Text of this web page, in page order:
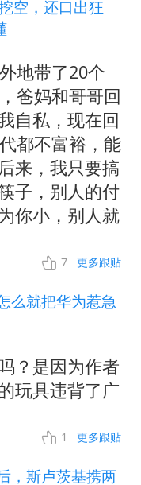
空，还口出狂
地带了20个
爸妈和哥哥回
自私，现在回
都不富裕，能
来，我只要搞
子，别人的付
你小，别人就
7 更多跟贴
么就把华为惹急
？是因为作者
玩具违背了广
1 更多跟贴
，斯卢茨基携两